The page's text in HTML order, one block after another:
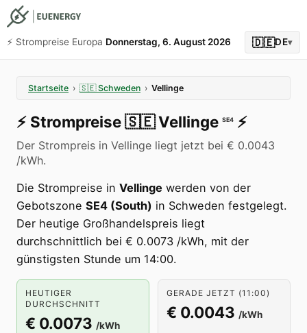
⚡️ Strompreise Europa Donnerstag, 6. August 2026 🇩🇪DE▾
Startseite › 🇸🇪 Schweden › Vellinge
⚡️ Strompreise🇸🇪Vellinge SE4 ⚡️
Der Strompreis in Vellinge liegt jetzt bei € 0.0043
/kWh.
Die Strompreise in Vellinge werden von der
Gebotszone SE4 (South) in Schweden festgelegt.
Der heutige Großhandelspreis liegt
durchschnittlich bei € 0.0073 /kWh, mit der
günstigsten Stunde um 14:00.
HEUTIGER
DURCHSCHNITT
€ 0.0073 /kWh
GERADE JETZT (11:00)
€ 0.0043 /kWh